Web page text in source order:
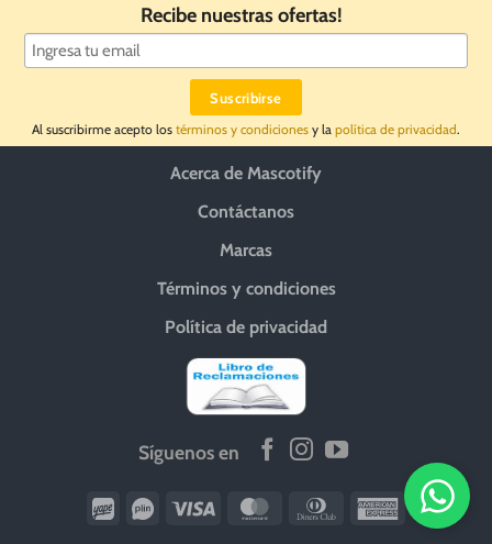
Recibe nuestras ofertas!
Al suscribirme acepto los términos y condiciones y la política de privacidad.
Acerca de Mascotify
Contáctanos
Marcas
Términos y condiciones
Política de privacidad
Síguenos en
Wirecard
Vipps Visa MasterCardDinners
American
Express